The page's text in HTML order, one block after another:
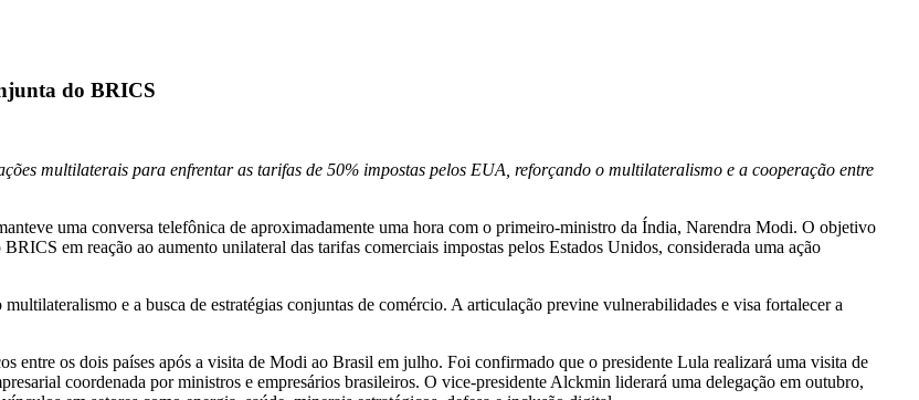
do BRICS
multilaterais para enfrentar as tarifas de 50% impostas pelos EUA, reforçando o multilateralismo e a cooperação entre
uma conversa telefônica de aproximadamente uma hora com o primeiro-ministro da Índia, Narendra Modi. O objetivo
em reação ao aumento unilateral das tarifas comerciais impostas pelos Estados Unidos, considerada uma ação
e a busca de estratégias conjuntas de comércio. A articulação previne vulnerabilidades e visa fortalecer a
entre os dois países após a visita de Modi ao Brasil em julho. Foi confirmado que o presidente Lula realizará uma visita de
coordenada por ministros e empresários brasileiros. O vice-presidente Alckmin liderará uma delegação em outubro,